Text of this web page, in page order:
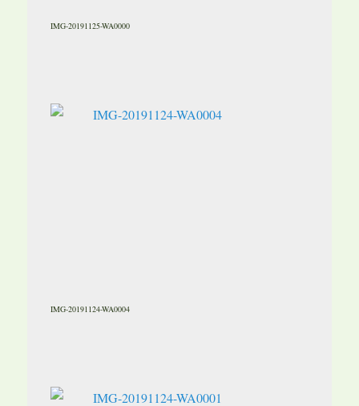
IMG-20191125-WA0000
IMG-20191124-WA0004